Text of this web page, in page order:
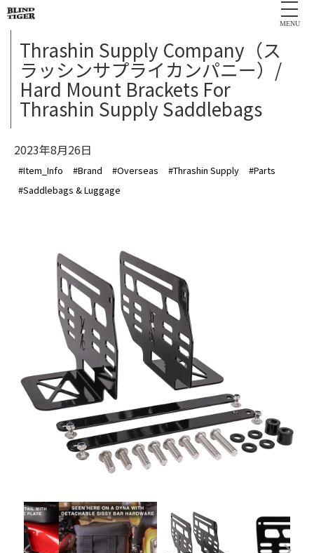
MENU
Thrashin Supply Company（ス
ラッシンサプライカンパニー）/
Hard Mount Brackets For
Thrashin Supply Saddlebags
2023年8月26日
#Item_Info #Brand #Overseas #Thrashin Supply
#Parts
#Saddlebags & Luggage